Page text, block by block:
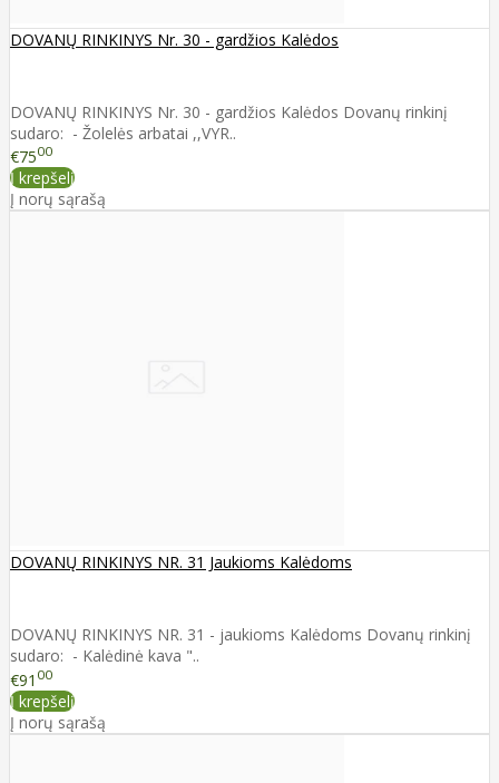
DOVANŲ RINKINYS Nr. 30 - gardžios Kalėdos
DOVANŲ RINKINYS Nr. 30 - gardžios Kalėdos Dovanų rinkinį
sudaro: - Žolelės arbatai ,,VYR..
€7500
Į krepšelį
Į norų sąrašą
DOVANŲ RINKINYS NR. 31 Jaukioms Kalėdoms
DOVANŲ RINKINYS NR. 31 - jaukioms Kalėdoms Dovanų rinkinį
sudaro: - Kalėdinė kava "..
€91 00
Į krepšelį
Į norų sąrašą